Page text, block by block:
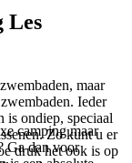
Les
maar
Ieder
is ondiep, speciaal
Zo kunt u er
druk het ook is op
camping maar
Ga dan voor